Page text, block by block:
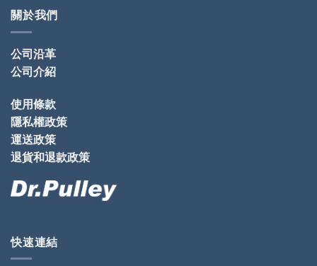
關於我們
公司沿革
公司介紹
使用條款
隱私權政策
運送政策
退貨和退款政策
快速連結